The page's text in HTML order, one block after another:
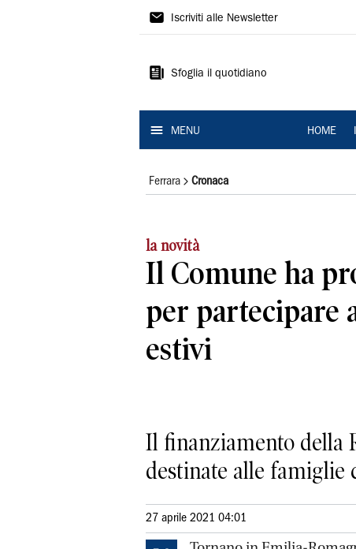
La
Ferrara
Iscriviti alle Newsletter
Sfoglia il quotidiano
MENU HOME
Ferrara Cronaca
la novità
Il Comune ha
per partecipare
estivi
Il finanziamento della
destinate alle famiglie
27 aprile 2021 04:01